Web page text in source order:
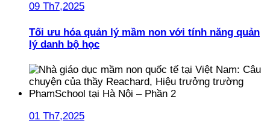
09 Th7,2025
Tối ưu hóa quản lý mầm non với tính năng quản
lý danh bộ học
01 Th7,2025